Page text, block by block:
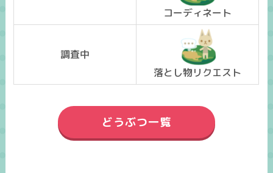
コーディネート
調査中
落とし物リクエスト
どうぶつ一覧